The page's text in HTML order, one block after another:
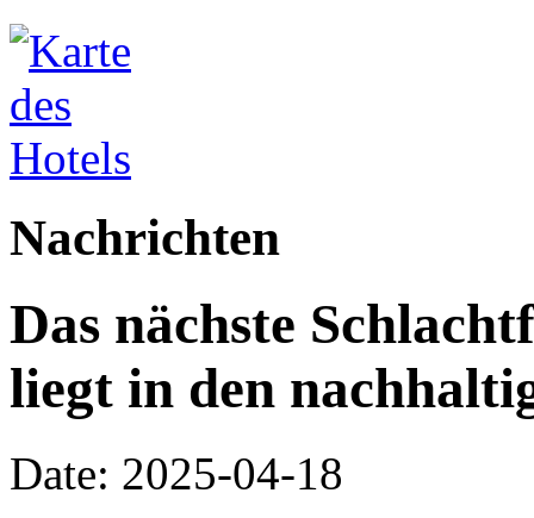
Nachrichten
Das nächste
liegt in den
Date: 2025-04-18